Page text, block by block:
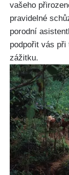
vašeho
pravidelné
porodní
podpořit vás
zážitku.